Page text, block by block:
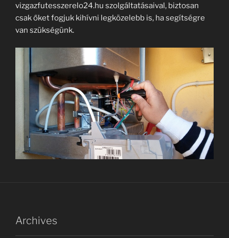
vizgazfutesszerelo24.hu szolgáltatásaival, biztosan
csak őket fogjuk kihívni legközelebb is, ha segítségre
van szükségünk.
Archives